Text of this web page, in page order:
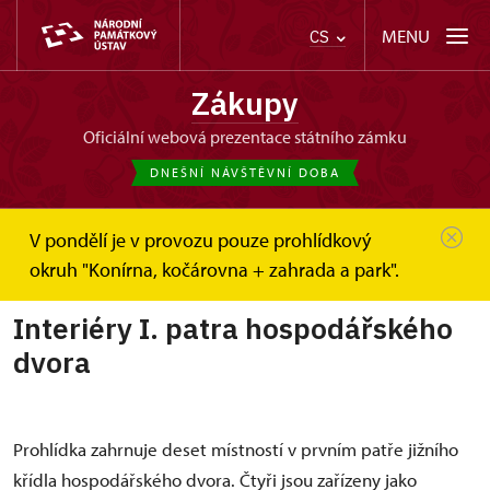
CS MENU
Zákupy
oficiální webová prezentace státního zámku
DNEŠNÍ NÁVŠTĚVNÍ DOBA
V pondělí je v provozu pouze prohlídkový
okruh "Konírna, kočárovna + zahrada a park".
Zákupy Interiéry I. patra hospodářského...
Interiéry I. patra hospodářského
dvora
Prohlídka zahrnuje deset místností v prvním patře jižního
křídla hospodářského dvora. Čtyři jsou zařízeny jako